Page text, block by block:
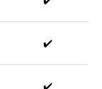
✔️
✔️